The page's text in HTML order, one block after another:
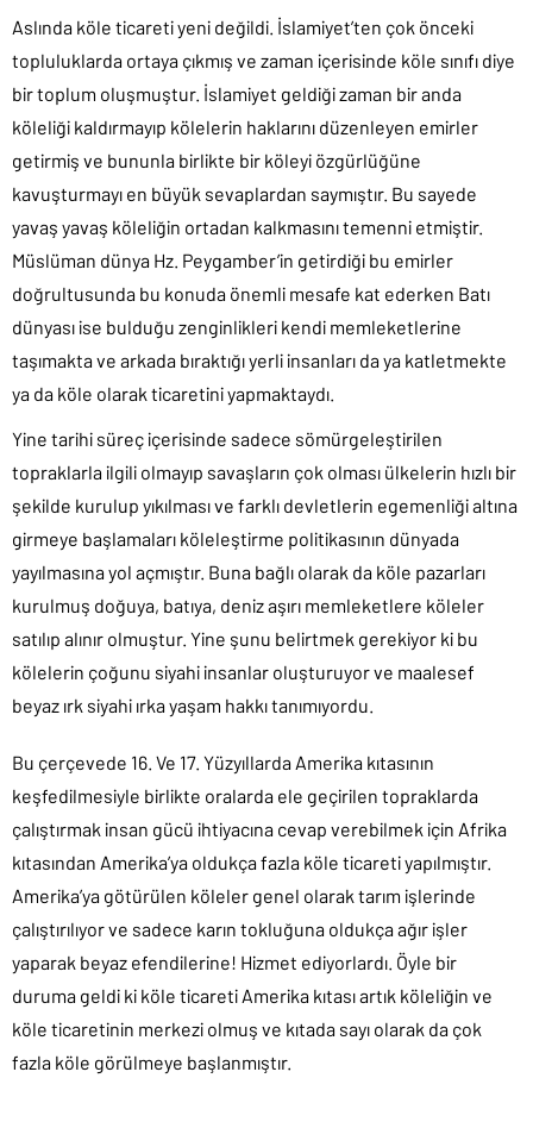
Aslında köle ticareti yeni değildi. İslamiyet’ten çok önceki
topluluklarda ortaya çıkmış ve zaman içerisinde köle sınıfı diye
bir toplum oluşmuştur. İslamiyet geldiği zaman bir anda
köleliği kaldırmayıp kölelerin haklarını düzenleyen emirler
getirmiş ve bununla birlikte bir köleyi özgürlüğüne
kavuşturmayı en büyük sevaplardan saymıştır. Bu sayede
yavaş yavaş köleliğin ortadan kalkmasını temenni etmiştir.
Müslüman dünya Hz. Peygamber’in getirdiği bu emirler
doğrultusunda bu konuda önemli mesafe kat ederken Batı
dünyası ise bulduğu zenginlikleri kendi memleketlerine
taşımakta ve arkada bıraktığı yerli insanları da ya katletmekte
ya da köle olarak ticaretini yapmaktaydı.
Yine tarihi süreç içerisinde sadece sömürgeleştirilen
topraklarla ilgili olmayıp savaşların çok olması ülkelerin hızlı bir
şekilde kurulup yıkılması ve farklı devletlerin egemenliği altına
girmeye başlamaları köleleştirme politikasının dünyada
yayılmasına yol açmıştır. Buna bağlı olarak da köle pazarları
kurulmuş doğuya, batıya, deniz aşırı memleketlere köleler
satılıp alınır olmuştur. Yine şunu belirtmek gerekiyor ki bu
kölelerin çoğunu siyahi insanlar oluşturuyor ve maalesef
beyaz ırk siyahi ırka yaşam hakkı tanımıyordu.
Bu çerçevede 16. Ve 17. Yüzyıllarda Amerika kıtasının
keşfedilmesiyle birlikte oralarda ele geçirilen topraklarda
çalıştırmak insan gücü ihtiyacına cevap verebilmek için Afrika
kıtasından Amerika’ya oldukça fazla köle ticareti yapılmıştır.
Amerika’ya götürülen köleler genel olarak tarım işlerinde
çalıştırılıyor ve sadece karın tokluğuna oldukça ağır işler
yaparak beyaz efendilerine! Hizmet ediyorlardı. Öyle bir
duruma geldi ki köle ticareti Amerika kıtası artık köleliğin ve
köle ticaretinin merkezi olmuş ve kıtada sayı olarak da çok
fazla köle görülmeye başlanmıştır.